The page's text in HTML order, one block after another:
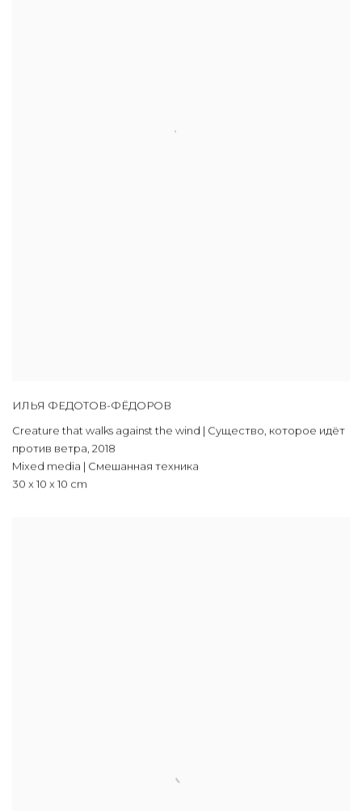
ИЛЬЯ ФЕДОТОВ-ФЁДОРОВ
Creature that walks against the wind | Существо, которое идёт
против ветра, 2018
Mixed media | Смешанная техника
30 x 10 x 10 cm